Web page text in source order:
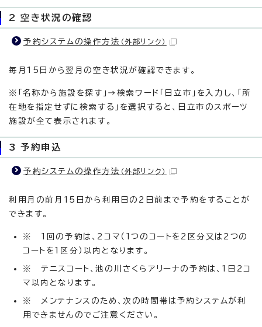
2 空き状況の確認
予約システムの操作方法 （外部リンク）
毎月15日から翌月の空き状況が確認できます。
※「名称から施設を探す」→検索ワード「日立市」を入力し、「所
在地を指定せずに検索する」を選択すると、日立市のスポーツ
施設が全て表示されます。
3 予約申込
予約システムの操作方法 （外部リンク）
利用月の前月15日から利用日の2日前まで予約をすることが
できます。
※ 1回の予約は、2コマ（1つのコートを2区分又は2つの
コートを1区分）以内となります。
※ テニスコート、池の川さくらアリーナの予約は、1日2コ
マ以内となります。
※ メンテナンスのため、次の時間帯は予約システムが利
用できませんのでご注意ください。